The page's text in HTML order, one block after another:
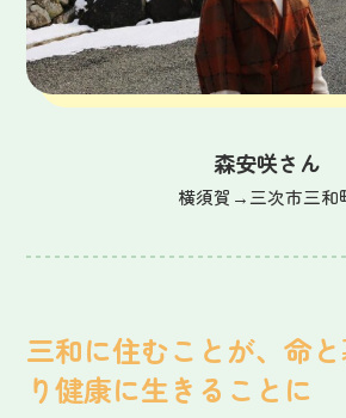
受付時
森安咲さん
横須賀→三次市三和
三和に住むことが、命
り健康に生きることに